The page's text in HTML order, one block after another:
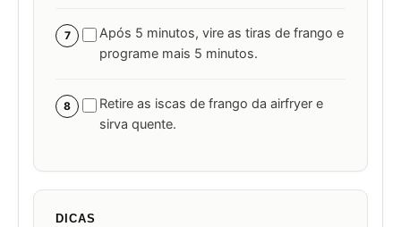
7
Após 5 minutos, vire as tiras de frango e
programe mais 5 minutos.
8
Retire as iscas de frango da airfryer e
sirva quente.
DICAS